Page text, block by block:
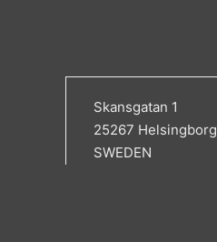
Skansgatan 1
25267 Helsingborg
SWEDEN